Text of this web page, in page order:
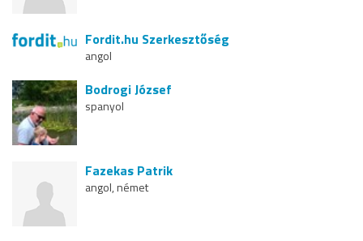
Fordit.hu Szerkesztőség
angol
Bodrogi József
spanyol
Fazekas Patrik
angol, német